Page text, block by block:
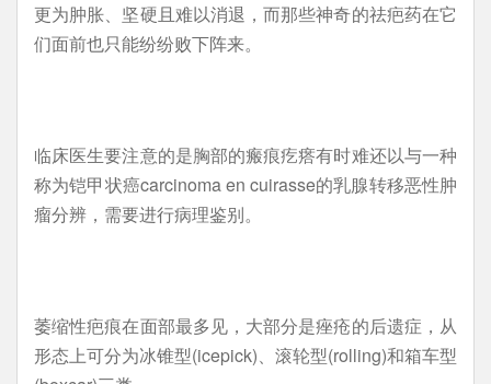
更为肿胀、坚硬且难以消退，而那些神奇的祛疤药在它
们面前也只能纷纷败下阵来。
临床医生要注意的是胸部的瘢痕疙瘩有时难还以与一种
称为铠甲状癌carcinoma en cuirasse的乳腺转移恶性肿
瘤分辨，需要进行病理鉴别。
萎缩性疤痕在面部最多见，大部分是痤疮的后遗症，从
形态上可分为冰锥型(icepick)、滚轮型(rolling)和箱车型